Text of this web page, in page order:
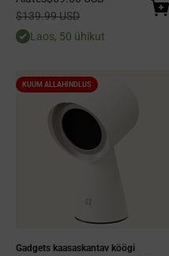
Tavaline hind
$139.99 USD
Laos, 50 ühikut
KUUM ALLAHINDLUS
Gadgets kaasaskantav köögi